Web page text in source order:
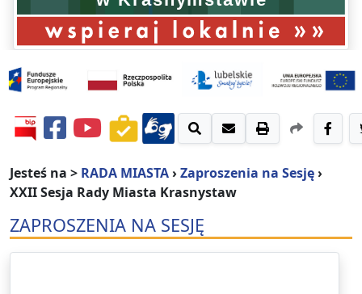
Jesteś na > RADA MIASTA›Zaproszenia na Sesję›
XXII Sesja Rady Miasta Krasnystaw
ZAPROSZENIA NA SESJĘ